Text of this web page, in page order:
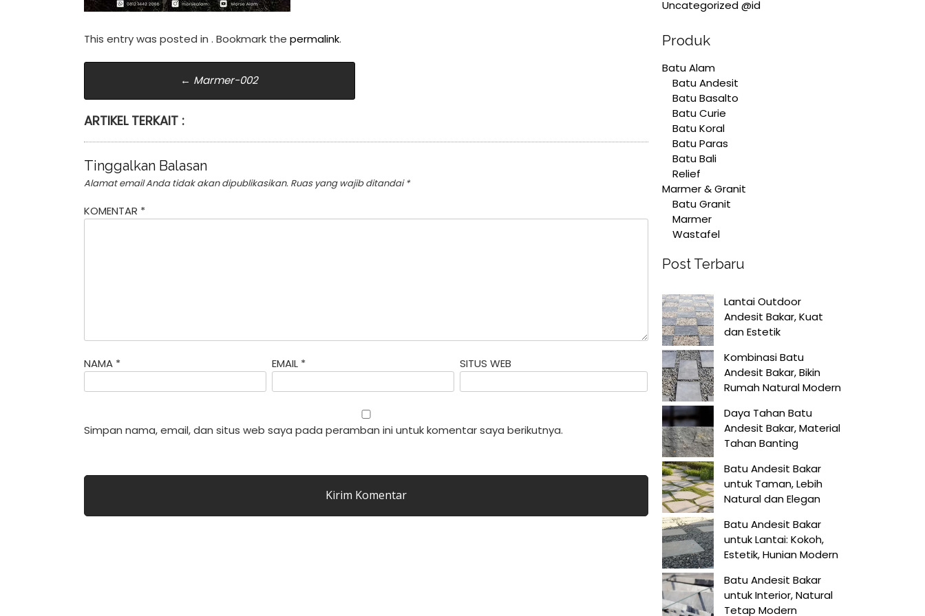
This entry was posted in . Bookmark the permalink.
navigation
← Marmer-002
ARTIKEL TERKAIT :
Tinggalkan Balasan
Alamat email Anda tidak akan dipublikasikan. Ruas yang wajib ditandai*
KOMENTAR *
NAMA * EMAIL * SITUS WEB
Simpan nama, email, dan situs web saya pada peramban ini untuk komentar saya berikutnya.
Uncategorized @id
Produk
Batu Alam
Batu Andesit
Batu Basalto
Batu Curie
Batu Koral
Batu Paras
Batu Bali
Relief
Marmer & Granit
Batu Granit
Marmer
Wastafel
Post Terbaru
Lantai Outdoor
Andesit Bakar, Kuat
dan Estetik
Kombinasi Batu
Andesit Bakar, Bikin
Rumah Natural Modern
Daya Tahan Batu
Andesit Bakar, Material
Tahan Banting
Batu Andesit Bakar
untuk Taman, Lebih
Natural dan Elegan
Batu Andesit Bakar
untuk Lantai: Kokoh,
Estetik, Hunian Modern
Batu Andesit Bakar
untuk Interior, Natural
Tetap Modern